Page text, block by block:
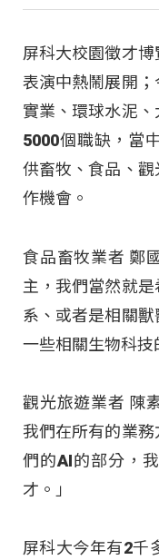
屏科大校園徵才
表演中熱鬧展開
實業、環球水泥
5000個職缺，當
供畜牧、食品、
作機會。
食品畜牧業者 鄭
主，我們當然就
系、或者是相關
一些相關生物科技
觀光旅遊業者 陳
我們在所有的業
們的AI的部分，
才。」
屏科大今年有2千